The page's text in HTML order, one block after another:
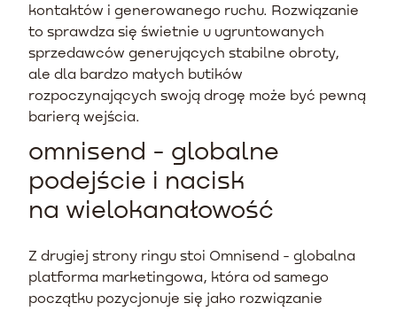
kontaktów i generowanego ruchu. Rozwiązanie
to sprawdza się świetnie u ugruntowanych
sprzedawców generujących stabilne obroty,
ale dla bardzo małych butików
rozpoczynających swoją drogę może być pewną
barierą wejścia.
omnisend - globalne
podejście i nacisk
na wielokanałowość
Z drugiej strony ringu stoi Omnisend - globalna
platforma marketingowa, która od samego
początku pozycjonuje się jako rozwiązanie